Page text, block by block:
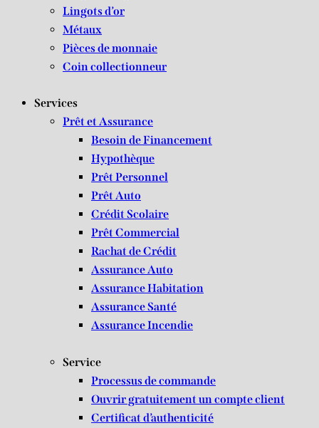
Lingots d’or
Métaux
Pièces de monnaie
Coin collectionneur
Services
Prêt et Assurance
Besoin de Financement
Hypothèque
Prêt Personnel
Prêt Auto
Crédit Scolaire
Prêt Commercial
Rachat de Crédit
Assurance Auto
Assurance Habitation
Assurance Santé
Assurance Incendie
Service
Processus de commande
Ouvrir gratuitement un compte client
Certificat d’authenticité